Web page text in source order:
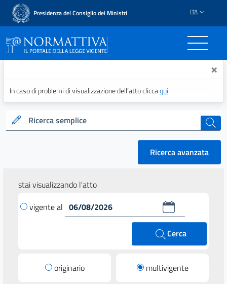
Presidenza del Consiglio dei Ministri ITA
Normattiva - Il portale ×
In caso di problemi di visualizzazione dell’atto cliccaqui
Ricerca semplice cerca
Ricerca avanzata
stai visualizzando l'atto
vigente al
Cerca
originario multivigente